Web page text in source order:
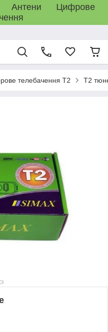
Антени Цифрове
телебачення T2 T2